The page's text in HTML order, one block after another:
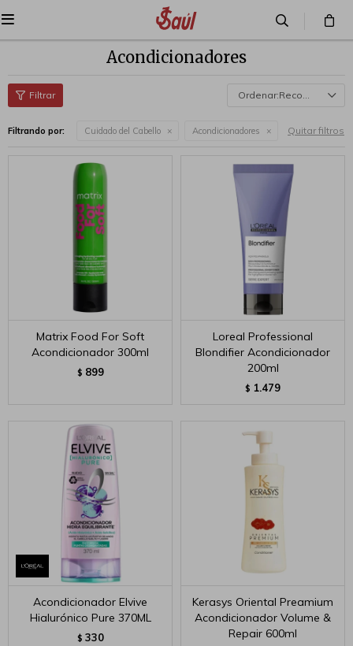

Acondicionadores
Recomendados
Filtrando por: Cuidado del Cabello Acondicionadores Quitar filtros
Matrix Food For Soft
Acondicionador 300ml
$ 899
Loreal Professional
Blondifier Acondicionador
200ml
$ 1.479
Acondicionador Elvive
Hialurónico Pure 370ML
$ 330
Kerasys Oriental Preamium
Acondicionador Volume &
Repair 600ml